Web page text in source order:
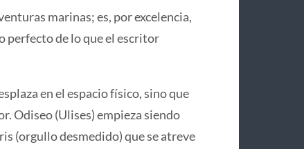
marinas; es, por excelencia,
de lo que el escritor
en el espacio físico, sino que
Odiseo (Ulises) empieza siendo
(orgullo desmedido) que se atreve